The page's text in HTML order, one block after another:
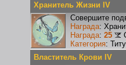
Хранитель Жизни IV
Совершите
Награда:
Награда: 25
Категория:
Властитель Крови IV